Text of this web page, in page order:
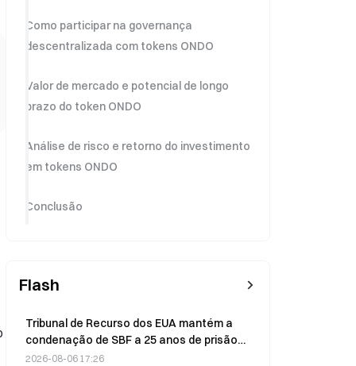
Como participar na governança
descentralizada com tokens ONDO
Valor de mercado e potencial de longo
prazo do token ONDO
Análise de risco e retorno do investimento
em tokens ONDO
Conclusão
Flash
Tribunal de Recurso dos EUA mantém a
condenação de SBF a 25 anos de prisão
por sete crimes graves
2026-08-06 17:26